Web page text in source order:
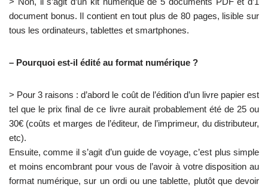
document bonus. Il contient en tout plus de 80 pages, lisible sur
tous les ordinateurs, tablettes et smartphones.
– Pourquoi est-il édité au format numérique ?
> Pour 3 raisons : d’abord le coût de l’édition d’un livre papier est
tel que le prix final de ce livre aurait probablement été de 25 ou
30€ (coûts et marges de l’éditeur, de l’imprimeur, du distributeur,
etc).
Ensuite, comme il s’agit d’un guide de voyage, c’est plus simple
et moins encombrant pour vous de l’avoir à votre disposition au
format numérique, sur un ordi ou une tablette, plutôt que devoir